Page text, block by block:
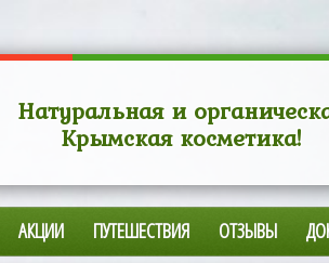
Натуральная и
Крымская косметика!
АКЦИИ ПУТЕШЕСТВИЯ ОТЗЫВЫ